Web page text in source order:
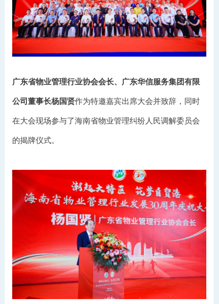
广东省物业管理行业协会会长、广东华信服务集团有限
公司董事长杨国贤作为特邀嘉宾出席大会并致辞，同时
在大会现场参与了海南省物业管理纠纷人民调解委员会
的揭牌仪式。